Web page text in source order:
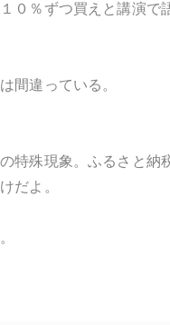
０％ずつ買えと講演で
間違っている。
特殊現象。ふるさと納
だよ。